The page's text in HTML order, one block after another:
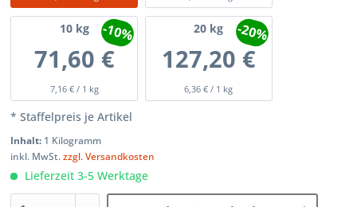
10kg
71,60 €
7,16 € / 1 kg
-10% 20 kg
127,20 €
6,36 € / 1 kg
-20%
* Staffelpreis je Artikel
Inhalt: 1 Kilogramm
inkl. MwSt.zzgl. Versandkosten
Lieferzeit 3-5 Werktage